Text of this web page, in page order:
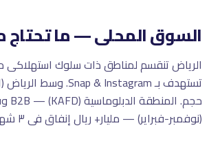
السوق المحلى — ما تحتاج
(نوفمبر-فبراير) — مليار+ ريال إنفاق فى ٣ شهور.